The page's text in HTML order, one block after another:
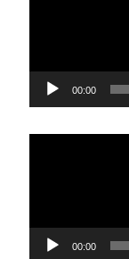
00:00
00:00